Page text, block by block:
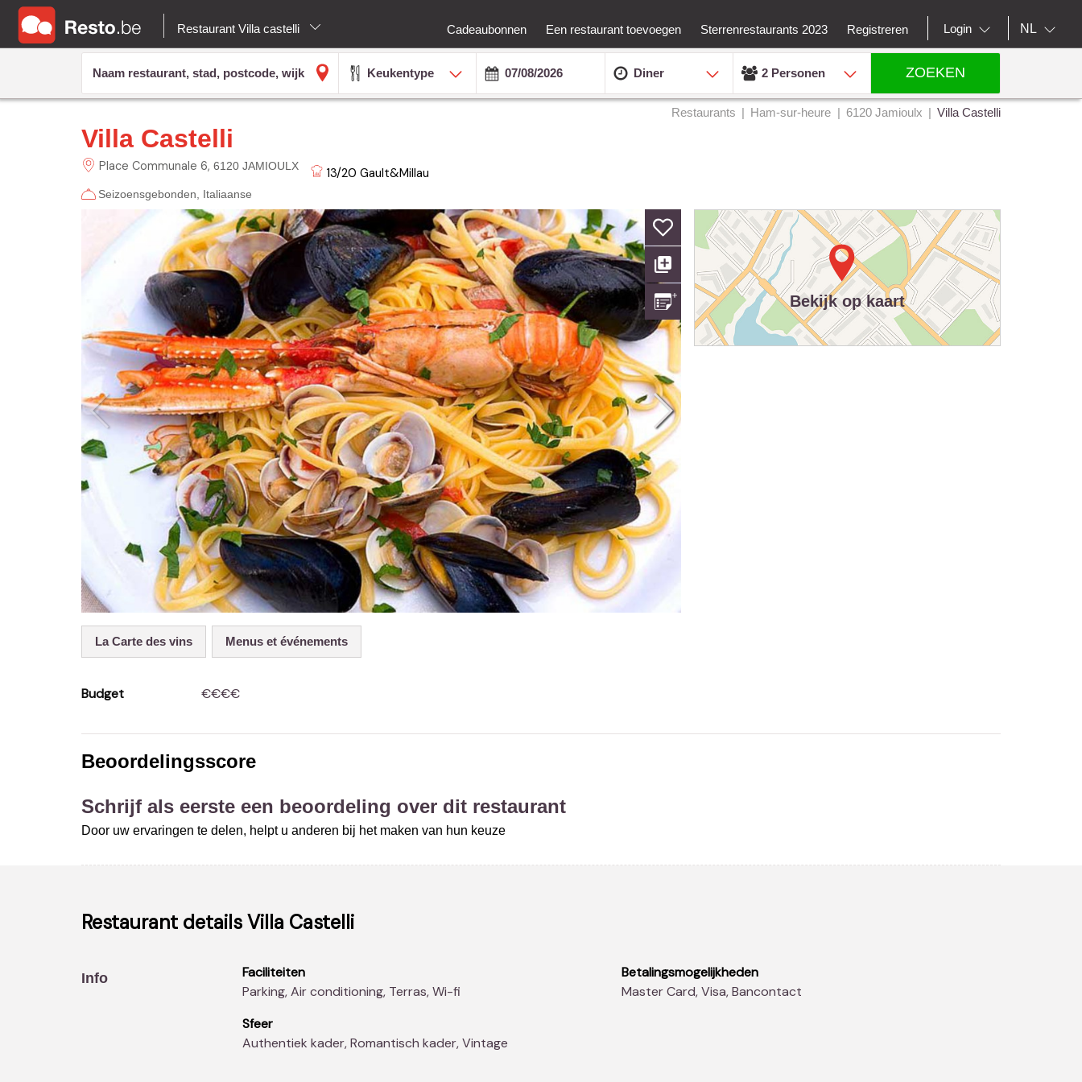
Restaurant Villa castelli Cadeaubonnen Een restaurant toevoegen Sterrenrestaurants 2023 Registreren Login NL
Keukentype Diner 2 Personen ZOEKEN
Restaurants Ham-sur-heure 6120 Jamioulx Villa Castelli
Villa Castelli
Place Communale 6 6120 JAMIOULX 13/20 Gault&Millau
Seizoensgebonden Italiaanse
La Carte des vins Menus et événements
Budget €€€€
Bekijk op kaart
Beoordelingsscore
Schrijf als eerste een beoordeling over dit restaurant
Door uw ervaringen te delen, helpt u anderen bij het maken van hun keuze
Restaurant detailsVilla Castelli
Info
Faciliteiten
Parking, Air conditioning, Terras, Wi-fi
Sfeer
Authentiek kader, Romantisch kader, Vintage
Betalingsmogelijkheden
Master Card, Visa, Bancontact